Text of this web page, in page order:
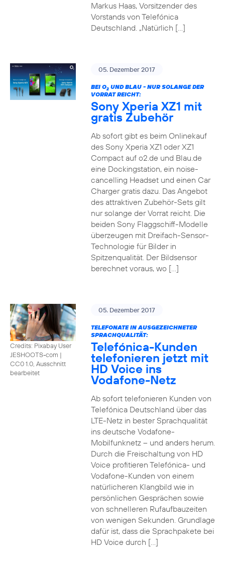
Markus Haas, Vorsitzender des
Vorstands von Telefónica
Deutschland. „Natürlich […]
05. Dezember 2017
BEI O2UND BLAU - NUR SOLANGE DER
VORRAT REICHT:
Sony Xperia XZ1 mit
gratis Zubehör
Ab sofort gibt es beim Onlinekauf
des Sony Xperia XZ1 oder XZ1
Compact auf o2.de und Blau.de
eine Dockingstation, ein noise-
cancelling Headset und einen Car
Charger gratis dazu. Das Angebot
des attraktiven Zubehör-Sets gilt
nur solange der Vorrat reicht. Die
beiden Sony Flaggschiff-Modelle
überzeugen mit Dreifach-Sensor-
Technologie für Bilder in
Spitzenqualität. Der Bildsensor
berechnet voraus, wo […]
Credits: Pixabay User
JESHOOTS-com |
CC0 1.0, Ausschnitt
bearbeitet
05. Dezember 2017
TELEFONATE IN AUSGEZEICHNETER
SPRACHQUALITÄT:
Telefónica-Kunden
telefonieren jetzt mit
HD Voice ins
Vodafone-Netz
Ab sofort telefonieren Kunden von
Telefónica Deutschland über das
LTE-Netz in bester Sprachqualität
ins deutsche Vodafone-
Mobilfunknetz – und anders herum.
Durch die Freischaltung von HD
Voice profitieren Telefónica- und
Vodafone-Kunden von einem
natürlicheren Klangbild wie in
persönlichen Gesprächen sowie
von schnelleren Rufaufbauzeiten
von wenigen Sekunden. Grundlage
dafür ist, dass die Sprachpakete bei
HD Voice durch […]